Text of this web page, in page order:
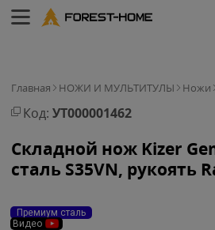
Главная НОЖИ И МУЛЬТИТУЛЫ Ножи
Код: УТ000001462
Складной нож Kizer
сталь S35VN, рукоять
Премиум сталь
Видео